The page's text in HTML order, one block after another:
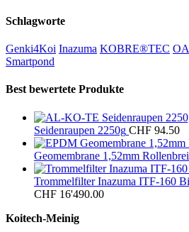
Schlagworte
Genki4Koi Inazuma KOBRE®TEC
Smartpond
Best bewertete Produkte
Seidenraupen 2250g CHF 94.50
Geomembrane 1,52mm
Trommelfilter Inazuma ITF-160
CHF 16'490.00
Koitech-Meinig